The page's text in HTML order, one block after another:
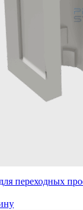
переходных